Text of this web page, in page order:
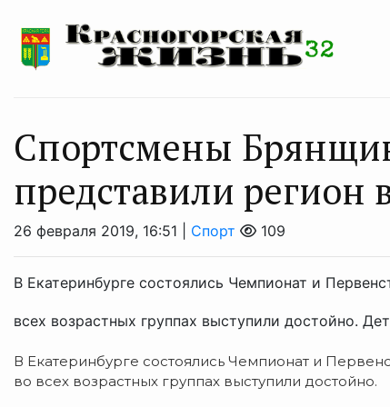
Спортсмены
представили регион
26 февраля 2019, 16:51 | Спорт 109
В Екатеринбурге состоялись Чемпионат и
всех возрастных группах выступили достойно.
В Екатеринбурге состоялись Чемпионат и
во всех возрастных группах выступили достойно.